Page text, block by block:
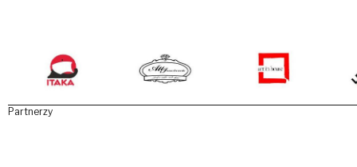
Partnerzy